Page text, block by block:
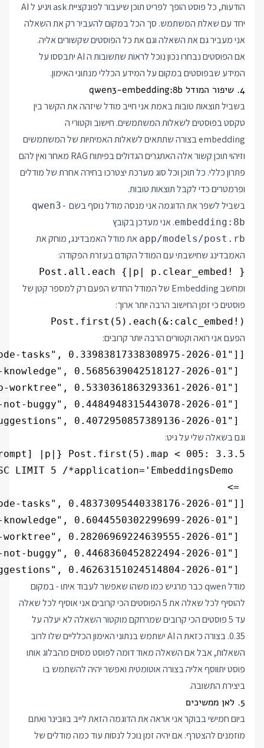
הודעות, כל פוסט הופך לפריט תוכן שיעבור לפונקציית ask ויגיע ל AI
יחד עם שאלת המשתמש. סך הכל במקום להעביר רק את השאלה
אני מעביר גם את השאלה וגם את כל הפוסטים שקשורים אליה.
אם הפוסטים נבחרו נכון נוכל לראות שתשובות ה AI יתבססו על
המידע שבפוסטים במקום על המידע הכללי מנתוני האימון.
4. שיפור המודל qwen3-embedding:8b
בשביל תוצאות טובות באמת אני חייב מודל שיזהה את הקשר בין
טקסט בפוסטים לשאלות המשתמשים. חישוב וקטורי ה
embedding בצורה שתתאים לשאלות האמיתיות של המשתמשים
וזיהוי תוכן קשור אלה האתגרים הגדולים בפיתוח RAG מאחר ואין להם
פתרון כללי. כל תוכן וכל סוג מערכת יצטרכו בחירה אחרת של מודלים
ופרמטרים כדי לקבל תוצאות טובות.
בשביל לשפר את הדוגמה אני מנסה מודל נוסף בשם qwen3-
embedding:8b. אני מעדכן בקובץ
app/models/post.rb את מודל האמבדינג, מוחק את
האמבדינג שחישבתי עם המודל הקודם בעזרת הפקודה:
Post.all.each {|p| p.clear_embed! }
ומחשב Embedding של המודל החדש הפעם רק למספר קטן של
פוסטים כי זמן החישוב הרבה יותר ארוך:
Post.first(5).each(&:calc_embed!)
הפעם אני רואה וקטורים הרבה יותר קרובים:
["2026-01-ai-suggestions", 0.4072950857389136]]
וגם בשאלה שלי על גיט:
["2026-01-ai-suggestions", 0.46263151024514804]]
מודל qwen כבר מרגיש כמו משהו שאפשר לעבוד איתו - במקום
להוסיף לכל שאלה את 5 הפוסטים הכי קרובים אני אוסיף לכל שאלה
עד 5 פוסטים הכי קרובים שמרחקם מוקטור השאלה לא יעלה על
0.35. בצורה כזאת ה AI ישתמש בנתוני האימון הכלליים שלו לרוב
השאלות, אבל אם השאלה מאוד דומה לפוסט מסוים מהבלוג אותו
פוסט יתווסף אליה בצורה אוטומטית ואפשר יהיה להשתמש בו
ביצירת התשובה.
5. לאן ממשיכים
ביום חמישי בבוקר אני אראה את הדוגמה הזאת לייב בוובינר ואתם
מוזמנים להצטרף. אם יהיה זמן נוכל לנסות עוד כמה מודלים של